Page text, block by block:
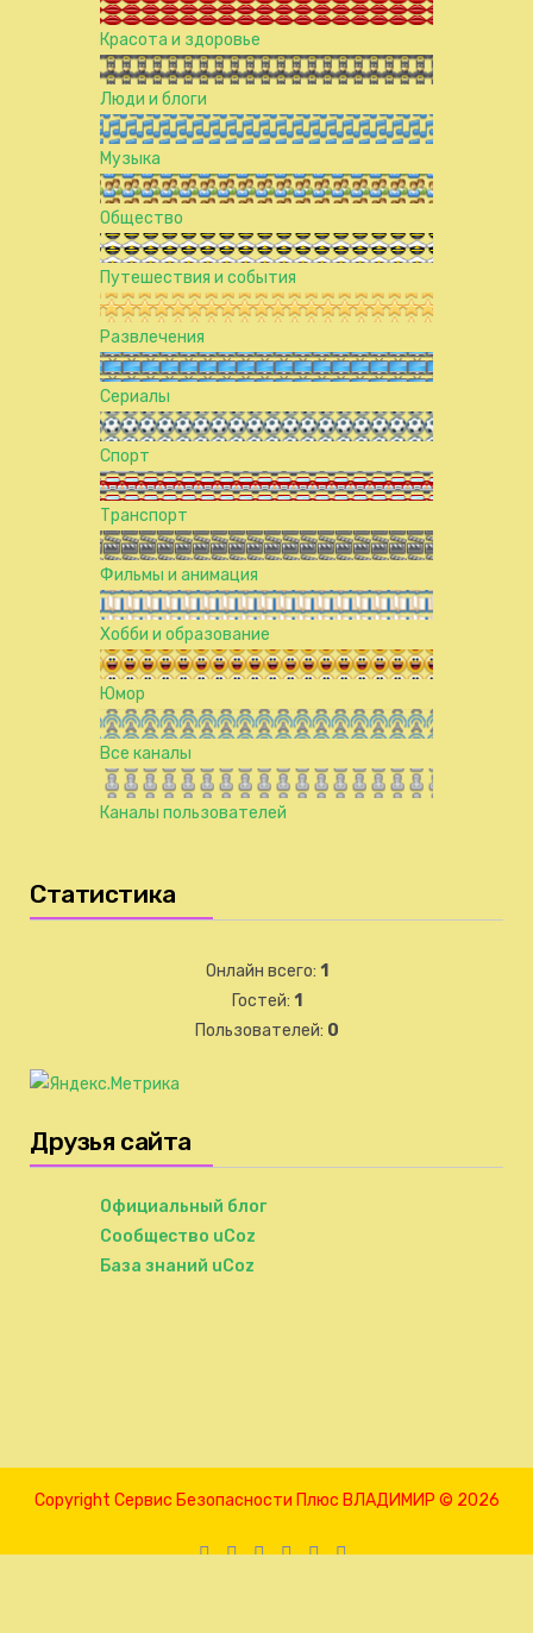
Красота и здоровье
Люди и блоги
Музыка
Общество
Путешествия и события
Развлечения
Сериалы
Спорт
Транспорт
Фильмы и анимация
Хобби и образование
Юмор
Все каналы
Каналы пользователей
Статистика
Онлайн всего: 1
Гостей: 1
Пользователей: 0
Друзья сайта
Официальный блог
Сообщество uCoz
База знаний uCoz
Copyright Сервис Безопасности Плюс ВЛАДИМИР © 2026